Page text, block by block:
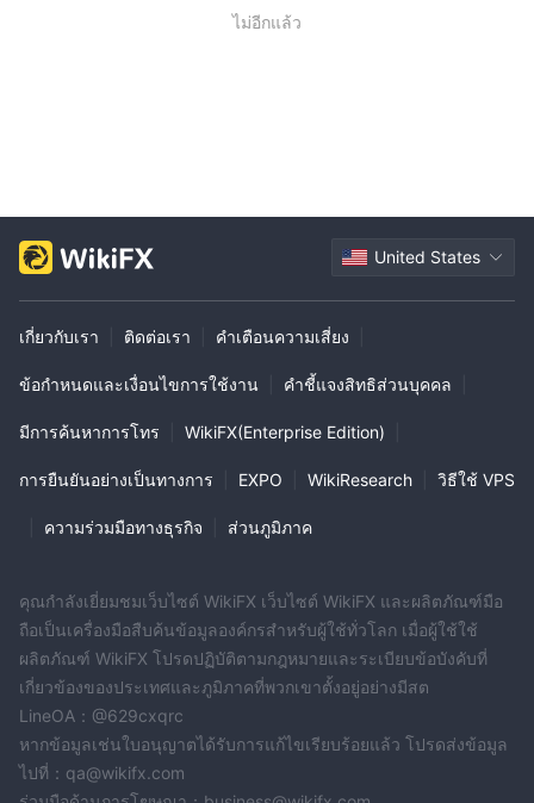
ไม่อีกแล้ว
United States
เกี่ยวกับเรา ติดต่อเรา คำเตือนความเสี่ยง
ข้อกำหนดและเงื่อนไขการใช้งาน คำชี้แจงสิทธิส่วนบุคคล
มีการค้นหาการโทร WikiFX(Enterprise Edition)
การยืนยันอย่างเป็นทางการ EXPO WikiResearch วิธีใช้ VPS
ความร่วมมือทางธุรกิจ ส่วนภูมิภาค
คุณกำลังเยี่ยมชมเว็บไซต์ WikiFX เว็บไซต์ WikiFX และผลิตภัณฑ์มือ
ถือเป็นเครื่องมือสืบค้นข้อมูลองค์กรสำหรับผู้ใช้ทั่วโลก เมื่อผู้ใช้ใช้
ผลิตภัณฑ์ WikiFX โปรดปฏิบัติตามกฎหมายและระเบียบข้อบังคับที่
เกี่ยวข้องของประเทศและภูมิภาคที่พวกเขาตั้งอยู่อย่างมีสต
LineOA：@629cxqrc
หากข้อมูลเช่นใบอนุญาตได้รับการแก้ไขเรียบร้อยแล้ว โปรดส่งข้อมูล
ไปที่：qa@wikifx.com